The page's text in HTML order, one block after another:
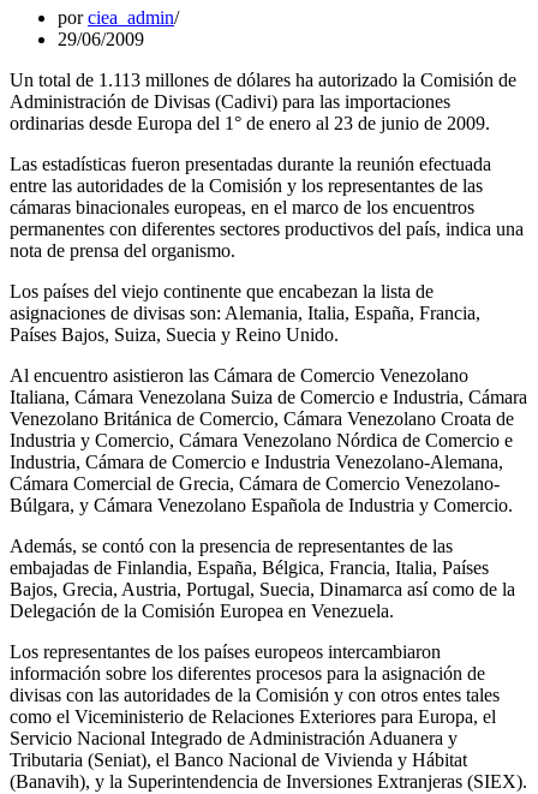
porciea_admin
29/06/2009
Un total de 1.113 millones de dólares ha autorizado la Comisión de
Administración de Divisas (Cadivi) para las importaciones
ordinarias desde Europa del 1° de enero al 23 de junio de 2009.
Las estadísticas fueron presentadas durante la reunión efectuada
entre las autoridades de la Comisión y los representantes de las
cámaras binacionales europeas, en el marco de los encuentros
permanentes con diferentes sectores productivos del país, indica una
nota de prensa del organismo.
Los países del viejo continente que encabezan la lista de
asignaciones de divisas son: Alemania, Italia, España, Francia,
Países Bajos, Suiza, Suecia y Reino Unido.
Al encuentro asistieron las Cámara de Comercio Venezolano
Italiana, Cámara Venezolana Suiza de Comercio e Industria, Cámara
Venezolano Británica de Comercio, Cámara Venezolano Croata de
Industria y Comercio, Cámara Venezolano Nórdica de Comercio e
Industria, Cámara de Comercio e Industria Venezolano-Alemana,
Cámara Comercial de Grecia, Cámara de Comercio Venezolano-
Búlgara, y Cámara Venezolano Española de Industria y Comercio.
Además, se contó con la presencia de representantes de las
embajadas de Finlandia, España, Bélgica, Francia, Italia, Países
Bajos, Grecia, Austria, Portugal, Suecia, Dinamarca así como de la
Delegación de la Comisión Europea en Venezuela.
Los representantes de los países europeos intercambiaron
información sobre los diferentes procesos para la asignación de
divisas con las autoridades de la Comisión y con otros entes tales
como el Viceministerio de Relaciones Exteriores para Europa, el
Servicio Nacional Integrado de Administración Aduanera y
Tributaria (Seniat), el Banco Nacional de Vivienda y Hábitat
(Banavih), y la Superintendencia de Inversiones Extranjeras (SIEX).